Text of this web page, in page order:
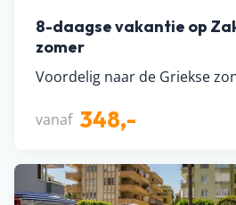
8-daagse vakantie op
zomer
Voordelig naar de Griekse
vanaf 348,-